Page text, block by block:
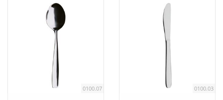
0100.07 0100.03